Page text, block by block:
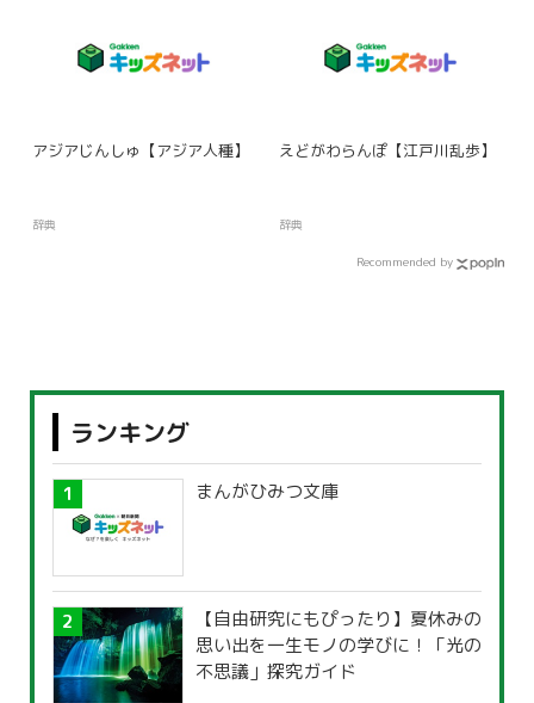
アジアじんしゅ【アジア人種】
辞典
えどがわらんぽ【江戸川乱歩】
辞典
Recommended by
ランキング
まんがひみつ文庫
【自由研究にもぴったり】夏休みの
思い出を一生モノの学びに！「光の
不思議」探究ガイド